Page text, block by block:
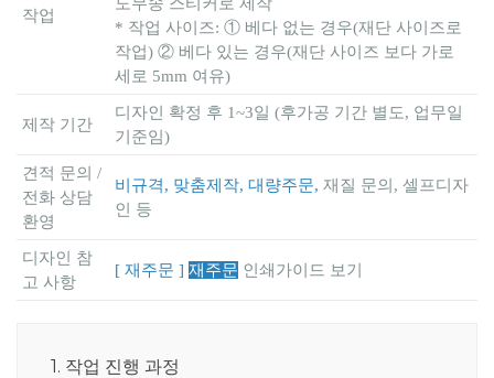
작업
* 작업 사이즈: ① 베다 없는 경우(재단 사이즈로
작업) ② 베다 있는 경우(재단 사이즈 보다 가로
세로 5mm 여유)
제작 기간
디자인 확정 후 1~3일 (후가공 기간 별도, 업무일
기준임)
견적 문의 /
전화 상담
환영
비규격, 맞춤제작, 대량주문, 재질 문의, 셀프디자
인 등
디자인 참
고 사항
[ 재주문 ] 재주문 인쇄가이드 보기
1. 작업 진행 과정